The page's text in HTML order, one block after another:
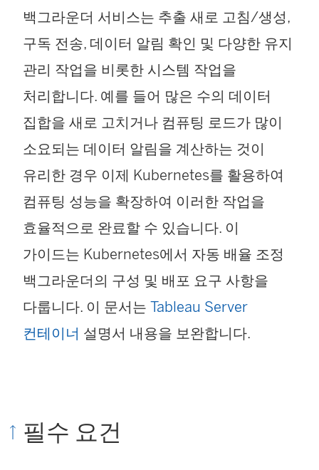
백그라운더 서비스는 추출 새로 고침/생성,
구독 전송, 데이터 알림 확인 및 다양한 유지
관리 작업을 비롯한 시스템 작업을
처리합니다. 예를 들어 많은 수의 데이터
집합을 새로 고치거나 컴퓨팅 로드가 많이
소요되는 데이터 알림을 계산하는 것이
유리한 경우 이제 Kubernetes를 활용하여
컴퓨팅 성능을 확장하여 이러한 작업을
효율적으로 완료할 수 있습니다. 이
가이드는 Kubernetes에서 자동 배율 조정
백그라운더의 구성 및 배포 요구 사항을
다룹니다. 이 문서는 Tableau Server
컨테이너 설명서 내용을 보완합니다.
필수 요건